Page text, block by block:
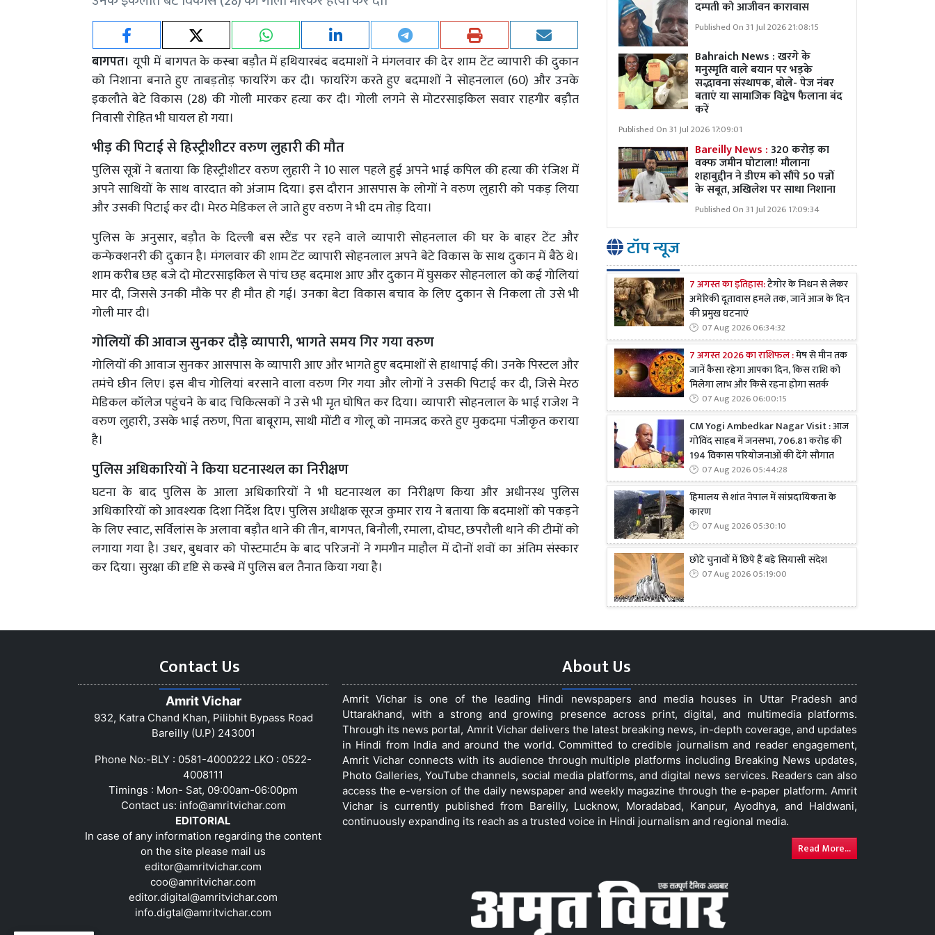
बागपत।यूपी में बागपत के कस्बा बड़ौत में हथियारबंद बदमाशों ने मंगलवार की देर शाम टेंट व्यापारी की दुकान
को निशाना बनाते हुए ताबड़तोड़ फायरिंग कर दी। फायरिंग करते हुए बदमाशों ने सोहनलाल (60) और उनके
इकलौते बेटे विकास (28) की गोली मारकर हत्या कर दी। गोली लगने से मोटरसाइकिल सवार राहगीर बड़ौत
निवासी रोहित भी घायल हो गया।
भीड़ की पिटाई से हिस्ट्रीशीटर वरुण लुहारी की मौत
पुलिस सूत्रों ने बताया कि हिस्ट्रीशीटर वरुण लुहारी ने 10 साल पहले हुई अपने भाई कपिल की हत्या की रंजिश में
अपने साथियों के साथ वारदात को अंजाम दिया। इस दौरान आसपास के लोगों ने वरुण लुहारी को पकड़ लिया
और उसकी पिटाई कर दी। मेरठ मेडिकल ले जाते हुए वरुण ने भी दम तोड़ दिया।
पुलिस के अनुसार, बड़ौत के दिल्ली बस स्टैंड पर रहने वाले व्यापारी सोहनलाल की घर के बाहर टेंट और
कन्फेक्शनरी की दुकान है। मंगलवार की शाम टेंट व्यापारी सोहनलाल अपने बेटे विकास के साथ दुकान में बैठे थे।
शाम करीब छह बजे दो मोटरसाइकिल से पांच छह बदमाश आए और दुकान में घुसकर सोहनलाल को कई गोलियां
मार दी, जिससे उनकी मौके पर ही मौत हो गई। उनका बेटा विकास बचाव के लिए दुकान से निकला तो उसे भी
गोली मार दी।
गोलियों की आवाज सुनकर दौड़े व्यापारी, भागते समय गिर गया वरुण
गोलियों की आवाज सुनकर आसपास के व्यापारी आए और भागते हुए बदमाशों से हाथापाई की। उनके पिस्टल और
तमंचे छीन लिए। इस बीच गोलियां बरसाने वाला वरुण गिर गया और लोगों ने उसकी पिटाई कर दी, जिसे मेरठ
मेडिकल कॉलेज पहुंचने के बाद चिकित्सकों ने उसे भी मृत घोषित कर दिया। व्यापारी सोहनलाल के भाई राजेश ने
वरुण लुहारी, उसके भाई तरुण, पिता बाबूराम, साथी मोंटी व गोलू को नामजद करते हुए मुकदमा पंजीकृत कराया
है।
पुलिस अधिकारियों ने किया घटनास्थल का निरीक्षण
घटना के बाद पुलिस के आला अधिकारियों ने भी घटनास्थल का निरीक्षण किया और अधीनस्थ पुलिस
अधिकारियों को आवश्यक दिशा निर्देश दिए। पुलिस अधीक्षक सूरज कुमार राय ने बताया कि बदमाशों को पकड़ने
के लिए स्वाट, सर्विलांस के अलावा बड़ौत थाने की तीन, बागपत, बिनौली, रमाला, दोघट, छपरौली थाने की टीमों को
लगाया गया है। उधर, बुधवार को पोस्टमार्टम के बाद परिजनों ने गमगीन माहौल में दोनों शवों का अंतिम संस्कार
कर दिया। सुरक्षा की दृष्टि से कस्बे में पुलिस बल तैनात किया गया है।
दम्पती को आजीवन कारावास
Published On 31 Jul 2026 21:08:15
Bahraich News : खरगे के
मनुस्मृति वाले बयान पर भड़के
सद्भावना संस्थापक, बोले- पेज नंबर
बताएं या सामाजिक विद्वेष फैलाना बंद
करें
Published On 31 Jul 2026 17:09:01
Bareilly News :320 करोड़ का
वक्फ जमीन घोटाला! मौलाना
शहाबुद्दीन ने डीएम को सौंपे 50 पन्नों
के सबूत, अखिलेश पर साधा निशाना
Published On 31 Jul 2026 17:09:34
टॉप न्यूज
7 अगस्त का इतिहास:टैगोर के निधन से लेकर
अमेरिकी दूतावास हमले तक, जानें आज के दिन
की प्रमुख घटनाएं
07 Aug 2026 06:34:32
7 अगस्त 2026 का राशिफल :मेष से मीन तक
जानें कैसा रहेगा आपका दिन, किस राशि को
मिलेगा लाभ और किसे रहना होगा सतर्क
07 Aug 2026 06:00:15
CM Yogi Ambedkar Nagar Visit : आज
गोविंद साहब में जनसभा, 706.81 करोड़ की
194 विकास परियोजनाओं की देंगे सौगात
07 Aug 2026 05:44:28
हिमालय से शांत नेपाल में सांप्रदायिकता के
कारण
07 Aug 2026 05:30:10
छोटे चुनावों में छिपे हैं बड़े सियासी संदेश
07 Aug 2026 05:19:00
Contact Us
Amrit Vichar
932, Katra Chand Khan, Pilibhit Bypass Road
Bareilly (U.P) 243001
Phone No:-BLY : 0581-4000222 LKO : 0522-
4008111
Timings : Mon- Sat, 09:00am-06:00pm
Contact us: info@amritvichar.com
EDITORIAL
In case of any information regarding the content
on the site please mail us
editor@amritvichar.com
coo@amritvichar.com
editor.digital@amritvichar.com
info.digtal@amritvichar.com
About Us
Amrit Vichar is one of the leading Hindi newspapers and media houses in Uttar Pradesh and
Uttarakhand, with a strong and growing presence across print, digital, and multimedia platforms.
Through its news portal, Amrit Vichar delivers the latest breaking news, in-depth coverage, and updates
in Hindi from India and around the world. Committed to credible journalism and reader engagement,
Amrit Vichar connects with its audience through multiple platforms including Breaking News updates,
Photo Galleries, YouTube channels, social media platforms, and digital news services. Readers can also
access the e-version of the daily newspaper and weekly magazine through the e-paper platform. Amrit
Vichar is currently published from Bareilly, Lucknow, Moradabad, Kanpur, Ayodhya, and Haldwani,
continuously expanding its reach as a trusted voice in Hindi journalism and regional media.
Read More...